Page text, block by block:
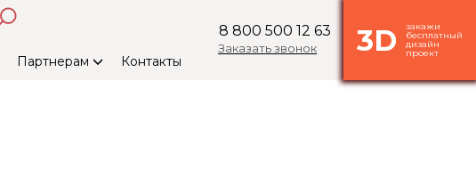
3D закажи
бесплатный
дизайн
проект
8 800 500 12 63
Заказать звонок
Партнерам Контакты